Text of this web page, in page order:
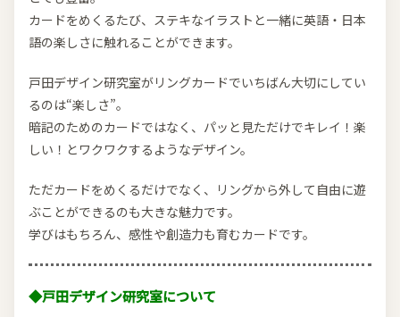
カードをめくるたび、ステキなイラストと一緒に英語・日本
語の楽しさに触れることができます。
戸田デザイン研究室がリングカードでいちばん大切にしてい
るのは“楽しさ”。
暗記のためのカードではなく、パッと見ただけでキレイ！楽
しい！とワクワクするようなデザイン。
ただカードをめくるだけでなく、リングから外して自由に遊
ぶことができるのも大きな魅力です。
学びはもちろん、感性や創造力も育むカードです。
◆戸田デザイン研究室について